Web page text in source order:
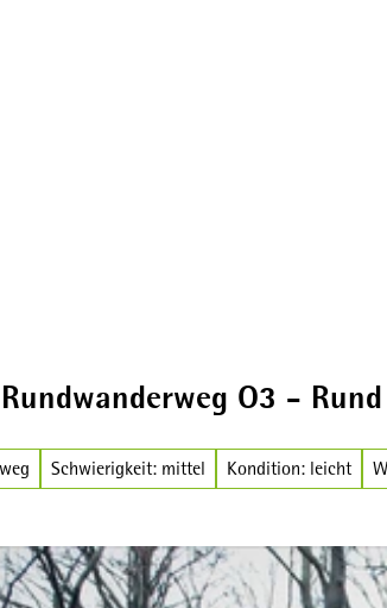
O3 -
Schwierigkeit: mittel Kondition: leicht